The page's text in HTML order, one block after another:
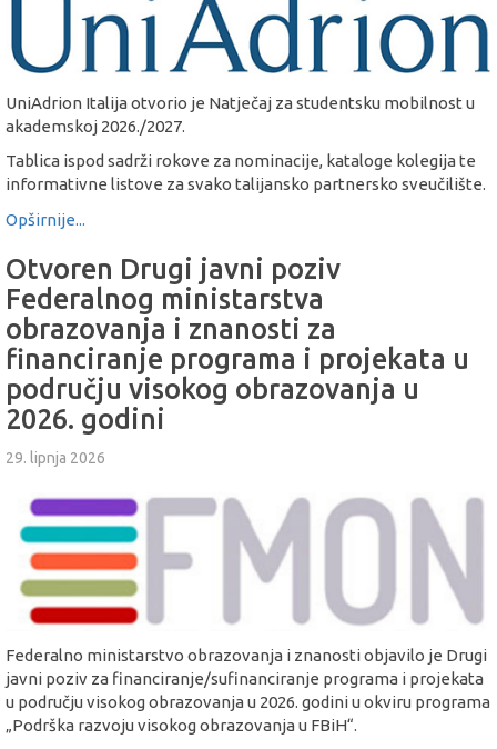
UniAdrion Italija otvorio je Natječaj za studentsku mobilnost u
akademskoj 2026./2027.
Tablica ispod sadrži rokove za nominacije, kataloge kolegija te
informativne listove za svako talijansko partnersko sveučilište.
Opširnije...
Otvoren Drugi javni poziv
Federalnog ministarstva
obrazovanja i znanosti za
financiranje programa i projekata u
području visokog obrazovanja u
2026. godini
29. lipnja 2026
Federalno ministarstvo obrazovanja i znanosti objavilo je Drugi
javni poziv za financiranje/sufinanciranje programa i projekata
u području visokog obrazovanja u 2026. godini u okviru programa
„Podrška razvoju visokog obrazovanja u FBiH“.